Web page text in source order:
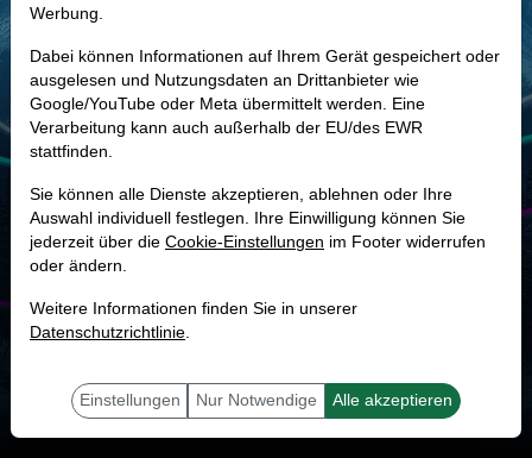
- - -
-
Marktkapitalisierung 10,09 Mrd. USD
Unternehmenswert
Umsatz 2,05 Mrd. USD
22.0 %
mit dieser Aktie erfolgreich sein.
Werbung.
Dabei können Informationen auf Ihrem Gerät gespeichert oder
ausgelesen und Nutzungsdaten an Drittanbieter wie
Google/YouTube oder Meta übermittelt werden. Eine
Verarbeitung kann auch außerhalb der EU/des EWR
stattfinden.
Sie können alle Dienste akzeptieren, ablehnen oder Ihre
Auswahl individuell festlegen. Ihre Einwilligung können Sie
jederzeit über die Cookie-Einstellungen im Footer widerrufen
oder ändern.
Weitere Informationen finden Sie in unserer
Datenschutzrichtlinie.
Einstellungen Nur Notwendige Alle akzeptieren